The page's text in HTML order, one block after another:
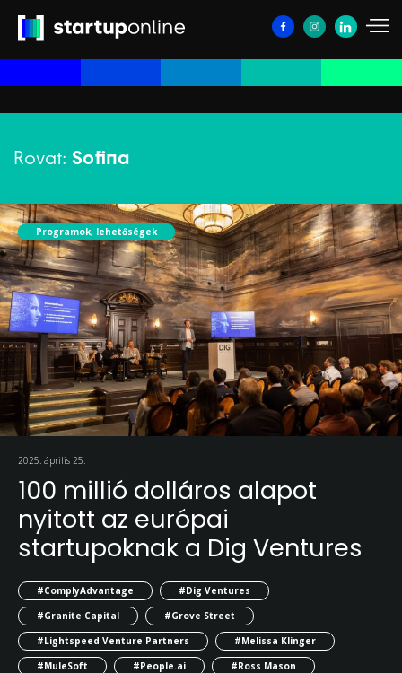
Rovat: Sofina
Programok, lehetőségek
2025. április 25.
100 millió dolláros alapot
nyitott az európai
startupoknak a Dig Ventures
#ComplyAdvantage
#Dig Ventures
#Granite Capital
#Grove Street
#Lightspeed Venture Partners
#Melissa Klinger
#MuleSoft
#People.ai
#Ross Mason